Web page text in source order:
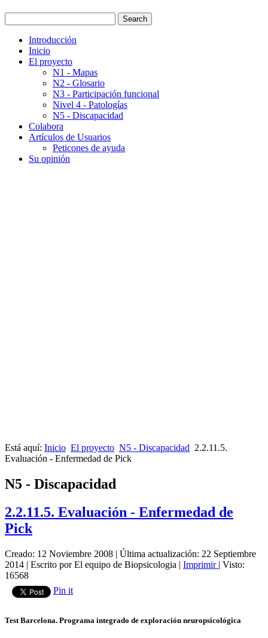
Introducción
Inicio
El proyecto
N1 - Mapas
N2 - Glosario
N3 - Participación funcional
Nivel 4 - Patologías
N5 - Discapacidad
Colabora
Artículos de Usuarios
Peticones de ayuda
Su opinión
Está aquí: Inicio El proyecto N5 - Discapacidad 2.2.11.5.
Evaluación - Enfermedad de Pick
N5 - Discapacidad
2.2.11.5. Evaluación - Enfermedad de
Pick
Creado: 12 Noviembre 2008 | Última actualización: 22 Septiembre
2014 | Escrito por El equipo de Biopsicologia | Imprimir | Visto:
16568
Pin it
Test Barcelona. Programa integrado de exploración neuropsicológica